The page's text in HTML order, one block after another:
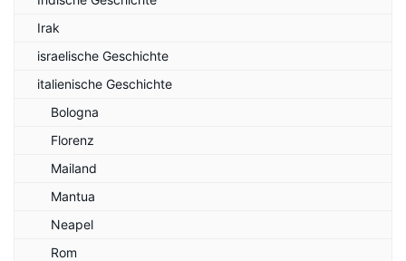
Irak
israelische Geschichte
italienische Geschichte
Bologna
Florenz
Mailand
Mantua
Neapel
Rom